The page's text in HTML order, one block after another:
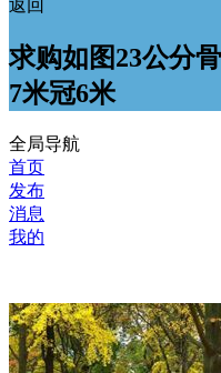
返回
求购如图23公分
7米冠6米
全局导航
首页
发布
消息
我的